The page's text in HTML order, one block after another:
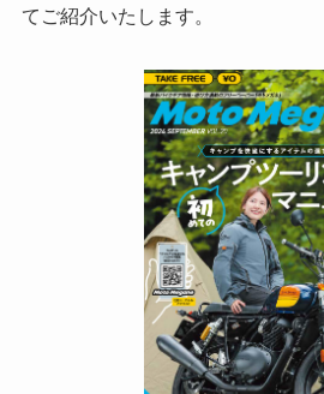
てご紹介いたします。